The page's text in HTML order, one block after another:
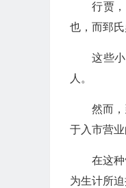
行贾
也，而郅
这些
人。
然而
于入市营
在这
为生计所